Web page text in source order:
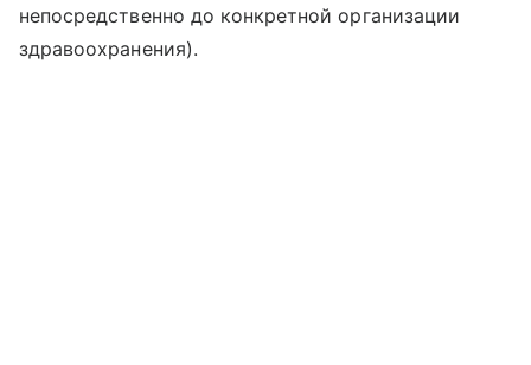
непосредственно до конкретной организации
здравоохранения).